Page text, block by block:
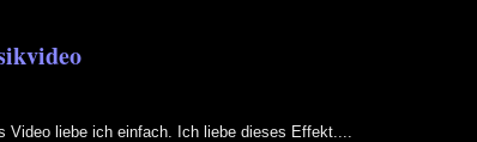
Video liebe ich einfach. Ich liebe dieses Effekt....